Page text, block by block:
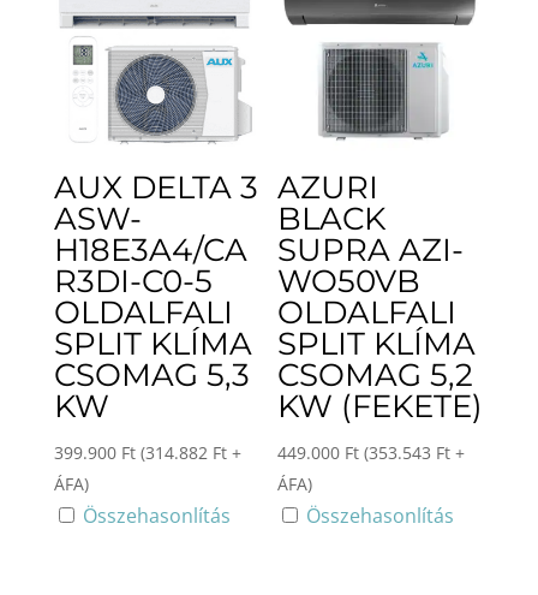
AUX DELTA 3
ASW-
H18E3A4/CA
R3DI-C0-5
OLDALFALI
SPLIT KLÍMA
CSOMAG 5,3
KW
399.900 Ft (314.882 Ft+
ÁFA)
Összehasonlítás
AZURI
BLACK
SUPRA AZI-
WO50VB
OLDALFALI
SPLIT KLÍMA
CSOMAG 5,2
KW (FEKETE)
449.000 Ft (353.543 Ft +
ÁFA)
Összehasonlítás